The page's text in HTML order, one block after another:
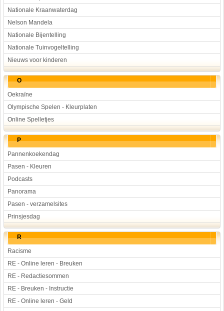
Nationale Kraanwaterdag
Nelson Mandela
Nationale Bijentelling
Nationale Tuinvogeltelling
Nieuws voor kinderen
O
Oekraïne
Olympische Spelen - Kleurplaten
Online Spelletjes
P
Pannenkoekendag
Pasen - Kleuren
Podcasts
Panorama
Pasen - verzamelsites
Prinsjesdag
R
Racisme
RE - Online leren - Breuken
RE - Redactiesommen
RE - Breuken - Instructie
RE - Online leren - Geld